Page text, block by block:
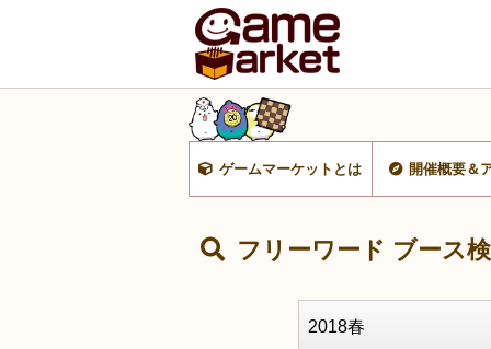
ゲームマーケットとは 開催概要＆
フリーワード ブース